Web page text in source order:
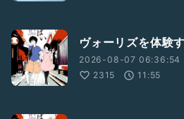
ヴォーリズを体験
2026-08-07 06:36:54
2315
11:55